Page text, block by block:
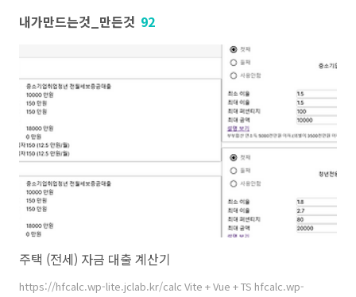
내가만드는것_만든것 92
주택 (전세) 자금 대출 계산기
https://hfcalc.wp-lite.jclab.kr/calc Vite + Vue + TS hfcalc.wp-